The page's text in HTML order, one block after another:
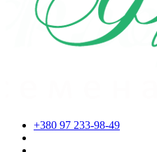
+380 97 233-98-49